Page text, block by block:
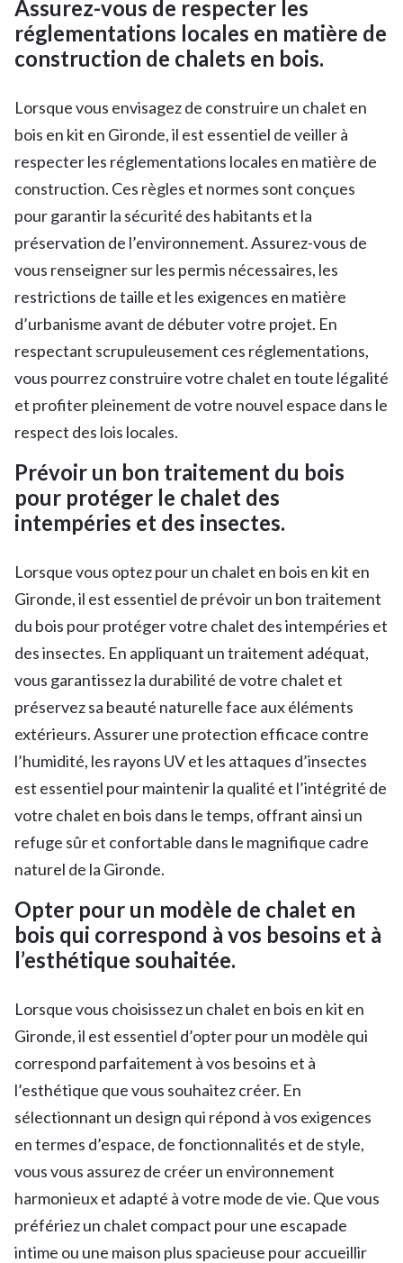
Assurez-vous de respecter les
réglementations locales en matière de
construction de chalets en bois.
Lorsque vous envisagez de construire un chalet en
bois en kit en Gironde, il est essentiel de veiller à
respecter les réglementations locales en matière de
construction. Ces règles et normes sont conçues
pour garantir la sécurité des habitants et la
préservation de l’environnement. Assurez-vous de
vous renseigner sur les permis nécessaires, les
restrictions de taille et les exigences en matière
d’urbanisme avant de débuter votre projet. En
respectant scrupuleusement ces réglementations,
vous pourrez construire votre chalet en toute légalité
et profiter pleinement de votre nouvel espace dans le
respect des lois locales.
Prévoir un bon traitement du bois
pour protéger le chalet des
intempéries et des insectes.
Lorsque vous optez pour un chalet en bois en kit en
Gironde, il est essentiel de prévoir un bon traitement
du bois pour protéger votre chalet des intempéries et
des insectes. En appliquant un traitement adéquat,
vous garantissez la durabilité de votre chalet et
préservez sa beauté naturelle face aux éléments
extérieurs. Assurer une protection efficace contre
l’humidité, les rayons UV et les attaques d’insectes
est essentiel pour maintenir la qualité et l’intégrité de
votre chalet en bois dans le temps, offrant ainsi un
refuge sûr et confortable dans le magnifique cadre
naturel de la Gironde.
Opter pour un modèle de chalet en
bois qui correspond à vos besoins et à
l’esthétique souhaitée.
Lorsque vous choisissez un chalet en bois en kit en
Gironde, il est essentiel d’opter pour un modèle qui
correspond parfaitement à vos besoins et à
l’esthétique que vous souhaitez créer. En
sélectionnant un design qui répond à vos exigences
en termes d’espace, de fonctionnalités et de style,
vous vous assurez de créer un environnement
harmonieux et adapté à votre mode de vie. Que vous
préfériez un chalet compact pour une escapade
intime ou une maison plus spacieuse pour accueillir